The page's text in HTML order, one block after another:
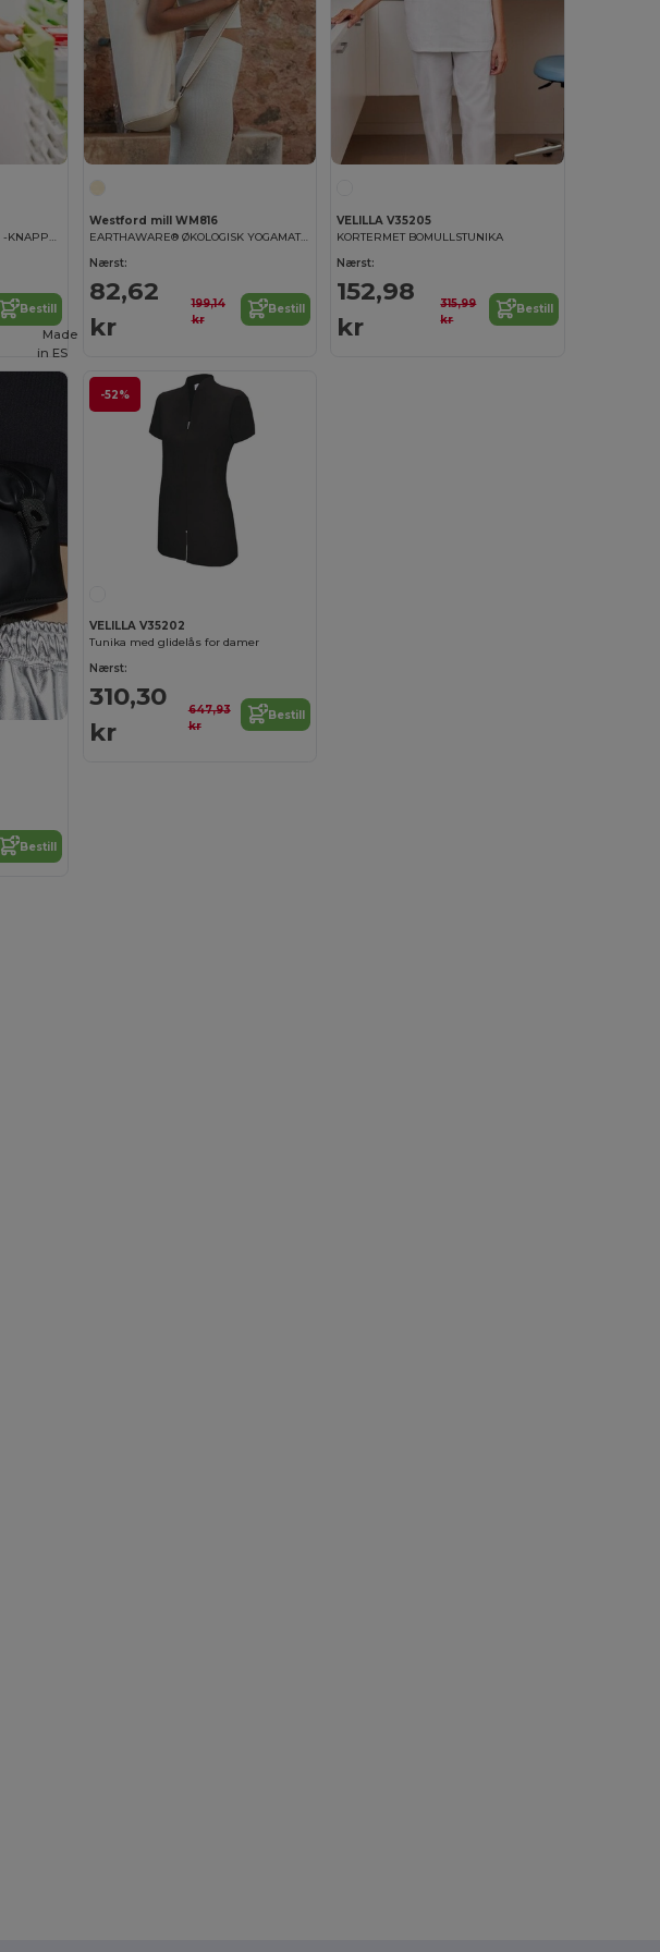
KVINNES TUNIKA MED SNAP -KNAPPER
Bestill
Westford mill WM816
EARTHAWARE® ØKOLOGISK YOGAMATTEVESKE
Nærst:
82,62
kr
199,14
kr
Bestill
VELILLA V35205
KORTERMET BOMULLSTUNIKA
Nærst:
152,98
kr
315,99
kr
Bestill
Bestill
-52%
Made
in ES
VELILLA V35202
Tunika med glidelås for damer
Nærst:
310,30
kr
647,93
kr
Bestill